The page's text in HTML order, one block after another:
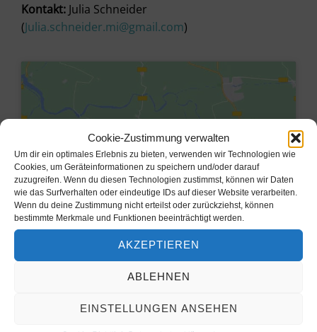
Cookie-Zustimmung verwalten
Um dir ein optimales Erlebnis zu bieten, verwenden wir Technologien wie
Cookies, um Geräteinformationen zu speichern und/oder darauf
zuzugreifen. Wenn du diesen Technologien zustimmst, können wir Daten
wie das Surfverhalten oder eindeutige IDs auf dieser Website verarbeiten.
Wenn du deine Zustimmung nicht erteilst oder zurückziehst, können
bestimmte Merkmale und Funktionen beeinträchtigt werden.
AKZEPTIEREN
ABLEHNEN
EINSTELLUNGEN ANSEHEN
Kontakt: Julia Schneider
(Julia.schneider.mi@gmail.com)
Klicke hier, um Marketing-Cookies
aktivieren